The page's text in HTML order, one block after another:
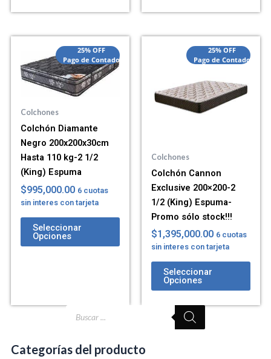
25% OFF
Pago de Contado
Colchones
Colchón Diamante
Negro 200x200x30cm
Hasta 110 kg-2 1/2
(King) Espuma
$995,000.00 6 cuotas
sin interes con tarjeta
Seleccionar
Opciones
25% OFF
Pago de Contado
Colchones
Colchón Cannon
Exclusive 200×200-2
1/2 (King) Espuma-
Promo sólo stock!!!
$1,395,000.00 6 cuotas
sin interes con tarjeta
Seleccionar
Opciones
Categorías del producto